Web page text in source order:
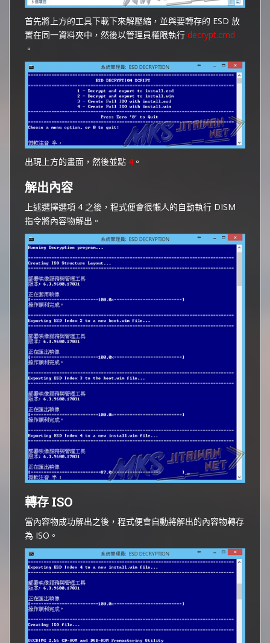
首先將上方的工具下載下來解壓縮，並與要轉存的 ESD 放
置在同一資料夾中，然後以管理員權限執行 decrypt.cmd
。
出現上方的畫面，然後並點 4 。
解出內容
上述選擇選項 4 之後，程式便會很懶人的自動執行 DISM
指令將內容物解出。
轉存 ISO
當內容物成功解出之後，程式便會自動將解出的內容物轉存
為 ISO。